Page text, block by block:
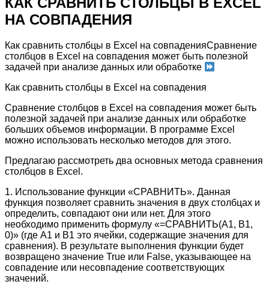
НА СОВПАДЕНИЯ
Как сравнить столбцы в Excel на совпаденияСравнение
столбцов в Excel на совпадения может быть полезной
задачей при анализе данных или обработке
Как сравнить столбцы в Excel на совпадения
Сравнение столбцов в Excel на совпадения может быть
полезной задачей при анализе данных или обработке
больших объемов информации. В программе Excel
можно использовать несколько методов для этого.
Предлагаю рассмотреть два основных метода сравнения
столбцов в Excel.
1. Использование функции «СРАВНИТЬ». Данная
функция позволяет сравнить значения в двух столбцах и
определить, совпадают они или нет. Для этого
необходимо применить формулу «=СРАВНИТЬ(A1, B1,
0)» (где A1 и B1 это ячейки, содержащие значения для
сравнения). В результате выполнения функции будет
возвращено значение True или False, указывающее на
совпадение или несовпадение соответствующих
значений.